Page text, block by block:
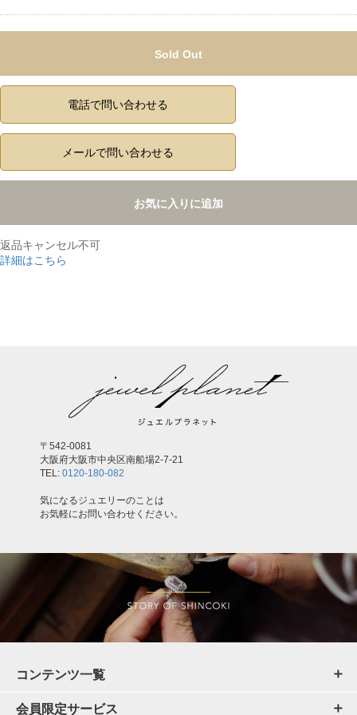
Sold Out
電話で問い合わせる
メールで問い合わせる
お気に入りに追加
返品キャンセル不可
詳細はこちら
〒542-0081
大阪府大阪市中央区南船場2-7-21
TEL: 0120-180-082
気になるジュエリーのことは
お気軽にお問い合わせください。
コンテンツ一覧
会員限定サービス